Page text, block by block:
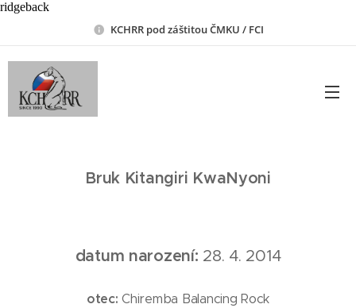
ridgeback
KCHRR pod záštitou ČMKU / FCI
Bruk Kitangiri KwaNyoni
datum narození: 28. 4. 2014
otec: Chiremba Balancing Rock